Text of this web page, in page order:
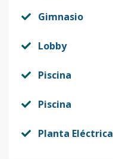
Gimnasio
Lobby
Piscina
Piscina
Planta Eléctrica